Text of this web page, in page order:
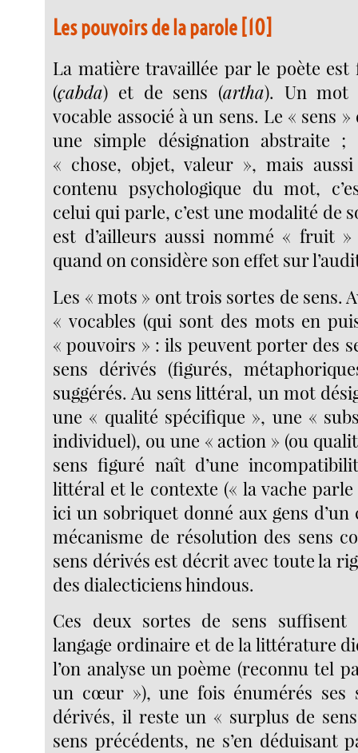
Les pouvoirs de la parole [10]
La matière travaillée par le poète est
(çabda) et de sens (artha). Un mot
vocable associé à un sens. Le « sens
une simple désignation abstraite ;
« chose, objet, valeur », mais
contenu psychologique du mot,
celui qui parle, c’est une modalité de
est d’ailleurs aussi nommé « fruit »
quand on considère son effet sur
Les « mots » ont trois sortes de sens.
« vocables (qui sont des mots en
« pouvoirs » : ils peuvent porter des
sens dérivés (figurés,
suggérés. Au sens littéral, un mot
une « qualité spécifique », une «
individuel), ou une « action » (ou
sens figuré naît d’une
littéral et le contexte (« la vache
ici un sobriquet donné aux gens d’un
mécanisme de résolution des sens
sens dérivés est décrit avec toute la
des dialecticiens hindous.
Ces deux sortes de sens suffisent
langage ordinaire et de la littérature
l’on analyse un poème (reconnu tel
un cœur »), une fois énumérés ses
dérivés, il reste un « surplus de
sens précédents, ne s’en déduisant